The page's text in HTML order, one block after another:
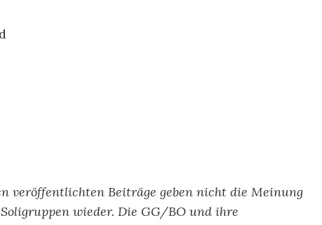
veröffentlichten Beiträge geben nicht die Meinung
wieder. Die GG/BO und ihre